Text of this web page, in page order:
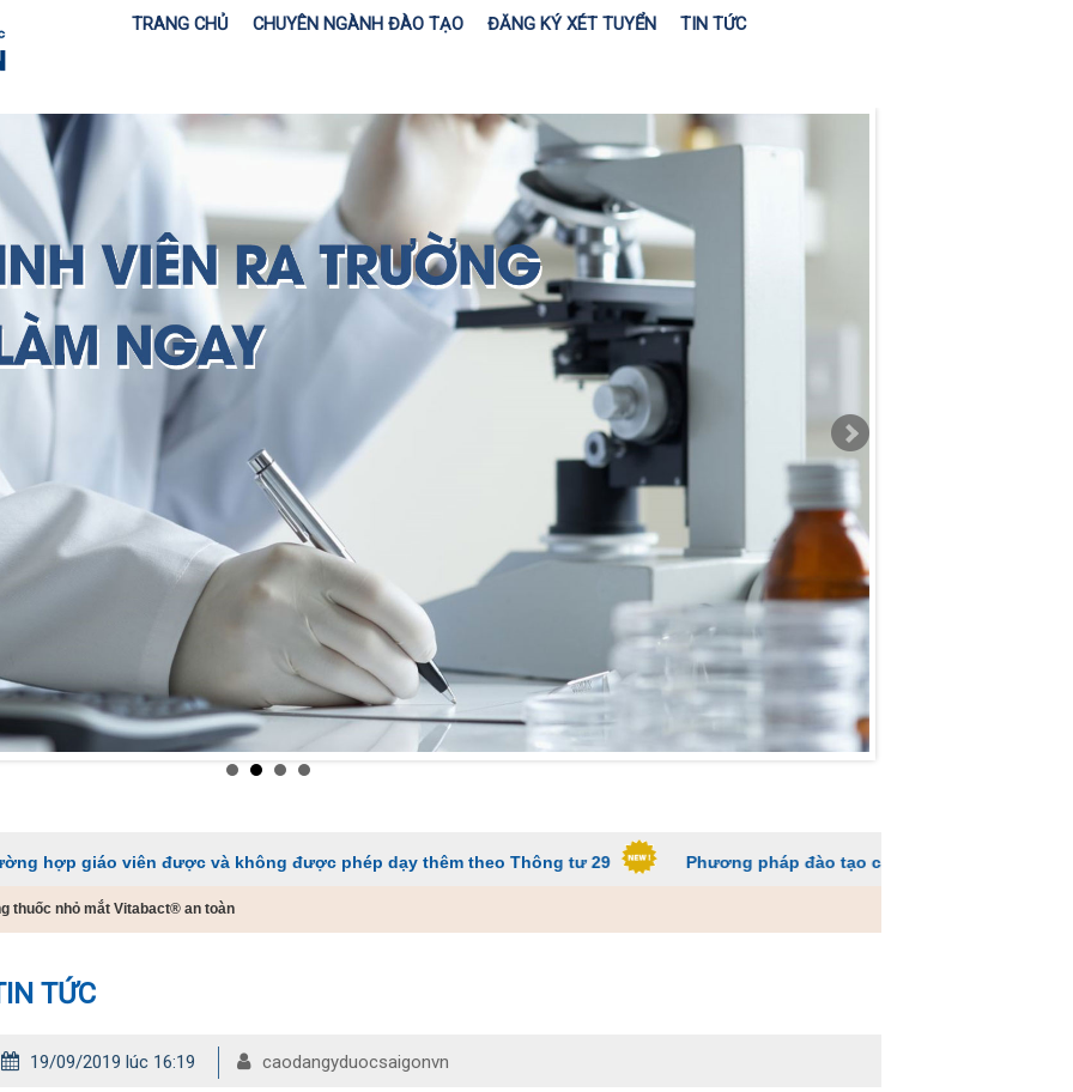
TRANG CHỦ CHUYÊN NGÀNH ĐÀO TẠO ĐĂNG KÝ XÉT TUYỂN TIN TỨC
viên được và không được phép dạy thêm theo Thông tư 29 Phương pháp đào tạo các trường ĐH để sinh viên không
thuốc nhỏ mắt Vitabact® an toàn
TỨC
19/09/2019 lúc 16:19 caodangyduocsaigonvn